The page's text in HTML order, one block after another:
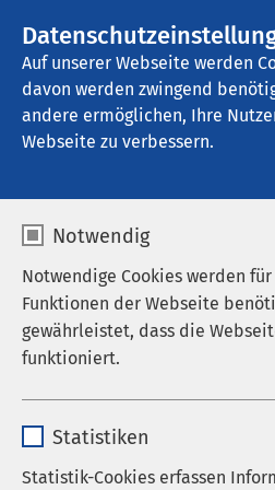
Auf unserer Webseite werden
davon werden zwingend
andere ermöglichen, Ihre
Webseite zu verbessern.
Notwendig
Notwendige Cookies werden
Funktionen der Webseite
gewährleistet, dass die
funktioniert.
Anbieter sgalinski
Statistiken
Statistik-Cookies erfassen
Startseite der AMEOS Gruppe
Privatisierung